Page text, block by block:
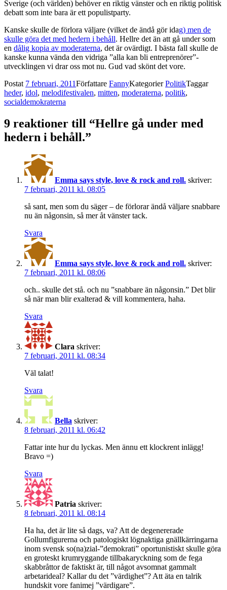
Sverige (och världen) behöver en riktig vänster och en riktig politisk
debatt som inte bara är ett populistparty.
Kanske skulle de förlora väljare (vilket de ändå gör idag) men de
skulle göra det med hedern i behåll. Hellre det än att gå under som
en dålig kopia av moderaterna, det är ovärdigt. I bästa fall skulle de
kanske kunna vända den vidriga ”alla kan bli entreprenörer”-
utvecklingen vi drar oss mot nu. Gud vad skönt det vore.
Postat 7 februari, 2011Författare FannyKategorierPolitikTaggar
heder, idol, melodifestivalen, mitten, moderaterna, politik,
socialdemokraterna
9 reaktioner till “Hellre gå under med
hedern i behåll.”
Emma says style, love & rock and roll. skriver:
7 februari, 2011 kl. 08:05
så sant, men som du säger – de förlorar ändå väljare snabbare
nu än någonsin, så mer åt vänster tack.
Svara
Emma says style, love & rock and roll. skriver:
7 februari, 2011 kl. 08:06
och.. skulle det stå. och nu ”snabbare än någonsin.” Det blir
så när man blir exalterad & vill kommentera, haha.
Svara
Clara skriver:
7 februari, 2011 kl. 08:34
Väl talat!
Svara
Bella skriver:
8 februari, 2011 kl. 06:42
Fattar inte hur du lyckas. Men ännu ett klockrent inlägg!
Bravo =)
Svara
Patria skriver:
8 februari, 2011 kl. 08:14
Ha ha, det är lite så dags, va? Att de degenererade
Gollumfigurerna och patologiskt lögnaktiga gnällkärringarna
inom svensk so(na)zial-”demokrati” oportunistiskt skulle göra
en groteskt krumryggande tillbakaryckning som de fega
skabbråttor de faktiskt är, till något avsomnat gammalt
arbetarideal? Kallar du det ”värdighet”? Att äta en talrik
hundskit vore fanimej ”värdigare”.